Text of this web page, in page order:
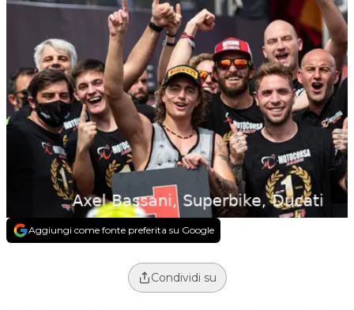
Aggiungi come fonte preferita su Google
Condividi su